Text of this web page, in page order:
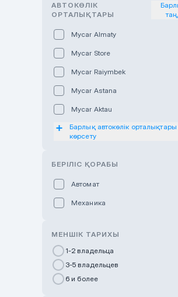
АВТОКӨЛІК
ОРТАЛЫҚТАРЫ
Mycar Almaty
Mycar Store
Mycar Raiymbek
Mycar Astana
Mycar Aktau
Mycar Uralsk
Haval & Tank Pavlodar
Bavaria Almaty
Mycar Shymkent
Changan Auto Nurly Zhol
Барлық автокөлік орталықтары
көрсету
БЕРІЛІС ҚОРАБЫ
Автомат
Механика
МЕНШІК ТАРИХЫ
1-2 владельца
3-5 владельцев
6 и более